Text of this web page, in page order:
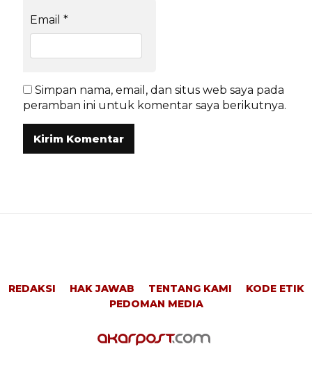
Email *
Simpan nama, email, dan situs web saya pada
peramban ini untuk komentar saya berikutnya.
REDAKSI HAK JAWAB TENTANG KAMI
KODE ETIK
PEDOMAN MEDIA